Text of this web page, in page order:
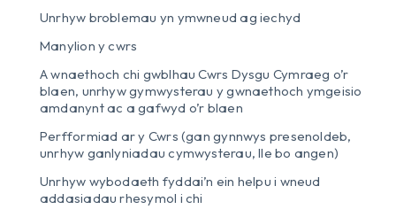
Unrhyw broblemau yn ymwneud ag iechyd
Manylion y cwrs
A wnaethoch chi gwblhau Cwrs Dysgu Cymraeg o’r
blaen, unrhyw gymwysterau y gwnaethoch ymgeisio
amdanynt ac a gafwyd o’r blaen
Perfformiad ar y Cwrs (gan gynnwys presenoldeb,
unrhyw ganlyniadau cymwysterau, lle bo angen)
Unrhyw wybodaeth fyddai’n ein helpu i wneud
addasiadau rhesymol i chi